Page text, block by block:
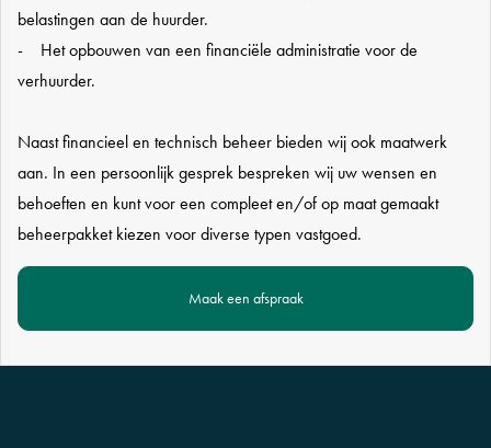
belastingen aan de huurder.
- Het opbouwen van een financiële administratie voor de
verhuurder.
Naast financieel en technisch beheer bieden wij ook maatwerk
aan. In een persoonlijk gesprek bespreken wij uw wensen en
behoeften en kunt voor een compleet en/of op maat gemaakt
beheerpakket kiezen voor diverse typen vastgoed.
Maak een afspraak